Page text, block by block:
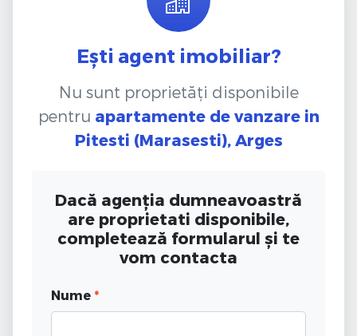
Ești agent imobiliar?
Nu sunt proprietăți disponibile
pentru apartamente de vanzare in
Pitesti (Marasesti), Arges
Dacă agenția dumneavoastră
are proprietati disponibile,
completează formularul și te
vom contacta
Nume *